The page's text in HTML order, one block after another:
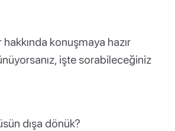
konuşmaya hazır
işte sorabileceğiniz
dışa dönük?